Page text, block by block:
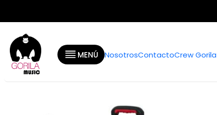
MENÚ NosotrosContactoCrew Gorila